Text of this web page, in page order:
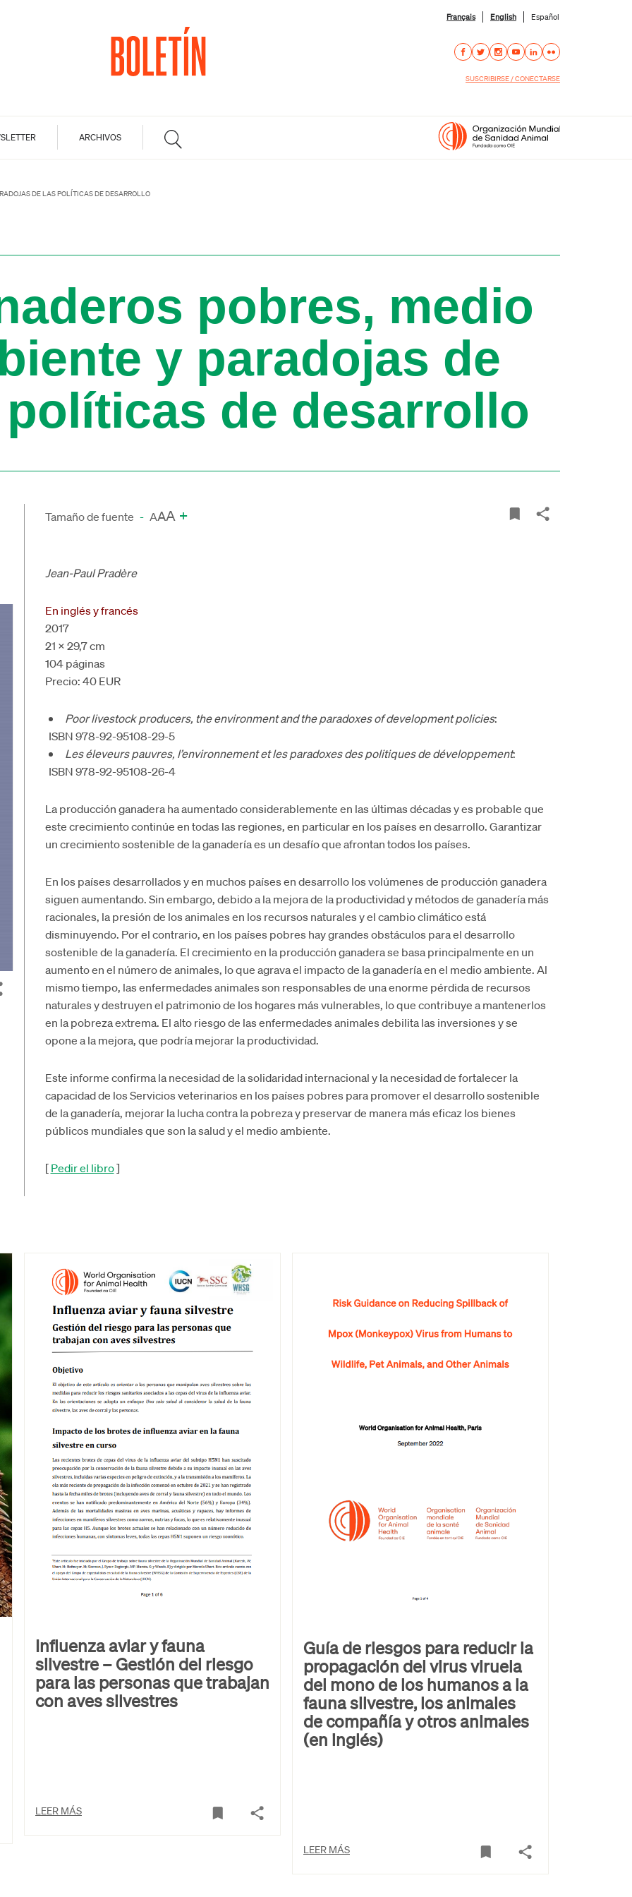
Français English Español
SUSCRIBIRSE / CONECTARSE
ARCHIVOS
DE LAS POLÍTICAS DE DESARROLLO
pobres, medio
y paradojas de
de desarrollo
Tamaño de fuente - AAA +
Jean-Paul Pradère
En inglés y francés
2017
21 × 29,7 cm
104 páginas
Precio: 40 EUR
Poor livestock producers, the environment and the paradoxes of development policies:
ISBN 978-92-95108-29-5
Les éleveurs pauvres, l’environnement et les paradoxes des politiques de développement:
ISBN 978-92-95108-26-4
La producción ganadera ha aumentado considerablemente en las últimas décadas y es probable que
este crecimiento continúe en todas las regiones, en particular en los países en desarrollo. Garantizar
un crecimiento sostenible de la ganadería es un desafío que afrontan todos los países.
En los países desarrollados y en muchos países en desarrollo los volúmenes de producción ganadera
siguen aumentando. Sin embargo, debido a la mejora de la productividad y métodos de ganadería más
racionales, la presión de los animales en los recursos naturales y el cambio climático está
disminuyendo. Por el contrario, en los países pobres hay grandes obstáculos para el desarrollo
sostenible de la ganadería. El crecimiento en la producción ganadera se basa principalmente en un
aumento en el número de animales, lo que agrava el impacto de la ganadería en el medio ambiente. Al
mismo tiempo, las enfermedades animales son responsables de una enorme pérdida de recursos
naturales y destruyen el patrimonio de los hogares más vulnerables, lo que contribuye a mantenerlos
en la pobreza extrema. El alto riesgo de las enfermedades animales debilita las inversiones y se
opone a la mejora, que podría mejorar la productividad.
Este informe confirma la necesidad de la solidaridad internacional y la necesidad de fortalecer la
capacidad de los Servicios veterinarios en los países pobres para promover el desarrollo sostenible
de la ganadería, mejorar la lucha contra la pobreza y preservar de manera más eficaz los bienes
públicos mundiales que son la salud y el medio ambiente.
[Pedir el libro]
Influenza aviar y fauna
silvestre – Gestión del riesgo
para las personas que trabajan
con aves silvestres
LEER MÁS
Guía de riesgos para reducir la
propagación del virus viruela
del mono de los humanos a la
fauna silvestre, los animales
de compañía y otros animales
(en inglés)
LEER MÁS